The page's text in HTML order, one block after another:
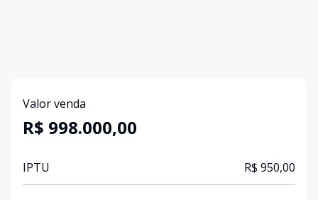
Valor venda
R$ 998.000,00
IPTU R$ 950,00